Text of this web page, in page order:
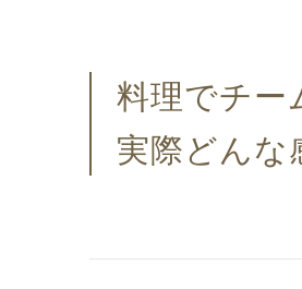
料理でチー
実際どんな